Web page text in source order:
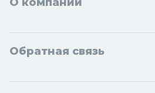
Обратная связь